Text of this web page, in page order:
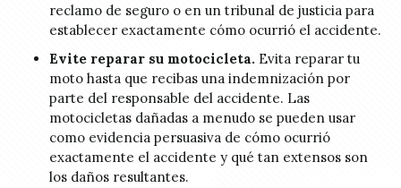
reclamo de seguro o en un tribunal de justicia para
establecer exactamente cómo ocurrió el accidente.
Evite reparar su motocicleta. Evita reparar tu
moto hasta que recibas una indemnización por
parte del responsable del accidente. Las
motocicletas dañadas a menudo se pueden usar
como evidencia persuasiva de cómo ocurrió
exactamente el accidente y qué tan extensos son
los daños resultantes.